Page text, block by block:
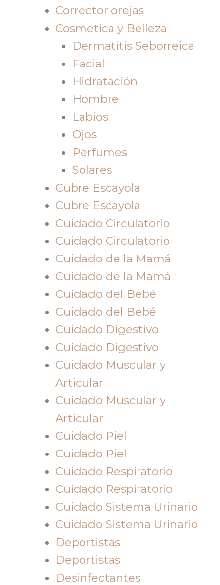
Corrector orejas
Cosmetica y Belleza
Dermatitis Seborreica
Facial
Hidratación
Hombre
Labios
Ojos
Perfumes
Solares
Cubre Escayola
Cubre Escayola
Cuidado Circulatorio
Cuidado Circulatorio
Cuidado de la Mamá
Cuidado de la Mamá
Cuidado del Bebé
Cuidado del Bebé
Cuidado Digestivo
Cuidado Digestivo
Cuidado Muscular y
Articular
Cuidado Muscular y
Articular
Cuidado Piel
Cuidado Piel
Cuidado Respiratorio
Cuidado Respiratorio
Cuidado Sistema Urinario
Cuidado Sistema Urinario
Deportistas
Deportistas
Desinfectantes